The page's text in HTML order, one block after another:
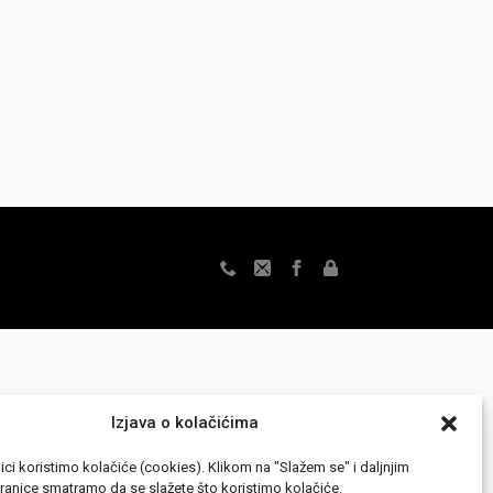
Izjava o kolačićima
koristimo kolačiće (cookies). Klikom na "Slažem se" i daljnjim
smatramo da se slažete što koristimo kolačiće.